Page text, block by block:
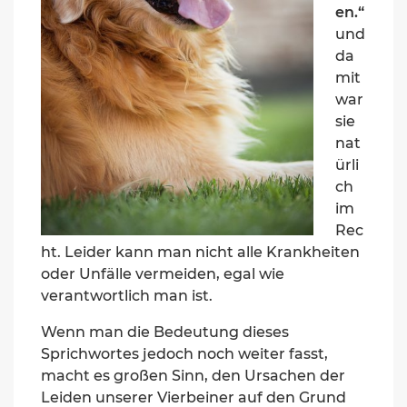
en.“
und
da
mit
war
sie
nat
ürli
ch
im
Rec
ht. Leider kann man nicht alle Krankheiten
oder Unfälle vermeiden, egal wie
verantwortlich man ist.
Wenn man die Bedeutung dieses
Sprichwortes jedoch noch weiter fasst,
macht es großen Sinn, den Ursachen der
Leiden unserer Vierbeiner auf den Grund